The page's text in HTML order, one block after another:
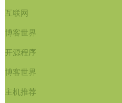
互联网
博客世界
开源程序
博客世界
主机推荐